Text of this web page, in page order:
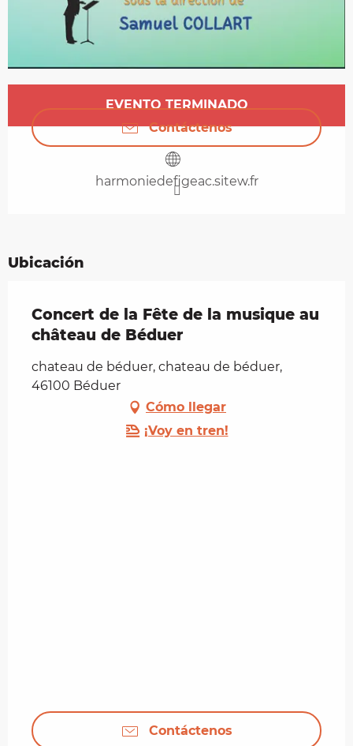
Horarios y datos de contacto
EVENTO TERMINADO
Contáctenos
harmoniedefigeac.sitew.fr
Ubicación
Concert de la Fête de la musique au
château de Béduer
chateau de béduer, chateau de béduer,
46100 Béduer
Cómo llegar
¡Voy en tren!
Contáctenos